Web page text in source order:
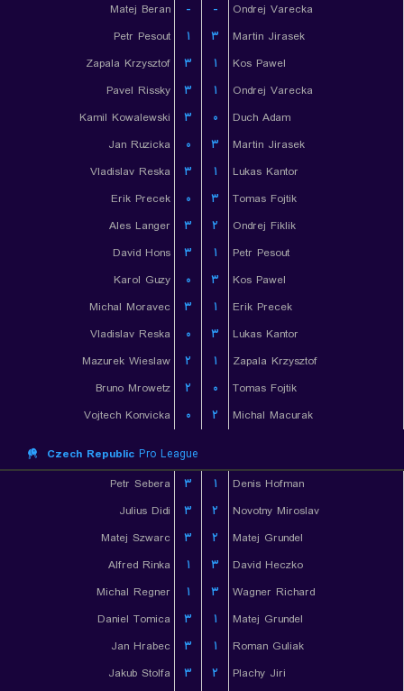
Matej Beran
- -
Ondrej Varecka
Petr Pesout
۱ ۳
Martin Jirasek
Zapala Krzysztof
۳ ۱
Kos Pawel
Pavel Rissky
۳ ۱
Ondrej Varecka
Kamil Kowalewski
۳ ۰
Duch Adam
Jan Ruzicka
۰ ۳
Martin Jirasek
Vladislav Reska
۳ ۱
Lukas Kantor
Erik Precek
۰ ۳
Tomas Fojtik
Ales Langer
۳ ۲
Ondrej Fiklik
David Hons
۳ ۱
Petr Pesout
Karol Guzy
۰ ۳
Kos Pawel
Michal Moravec
۳ ۱
Erik Precek
Vladislav Reska
۰ ۳
Lukas Kantor
Mazurek Wieslaw
۲ ۱
Zapala Krzysztof
Bruno Mrowetz
۲ ۰
Tomas Fojtik
Vojtech Konvicka
۰ ۲ Michal Macurak
Czech Republic Pro League
Petr Sebera
۳ ۱
Denis Hofman
Julius Didi
۳ ۲
Novotny Miroslav
Matej Szwarc
۳ ۲
Matej Grundel
Alfred Rinka
۱ ۳
David Heczko
Michal Regner
۱ ۳
Wagner Richard
Daniel Tomica
۳ ۱
Matej Grundel
Jan Hrabec
۳ ۱
Roman Guliak
Jakub Stolfa
۳ ۲
Plachy Jiri